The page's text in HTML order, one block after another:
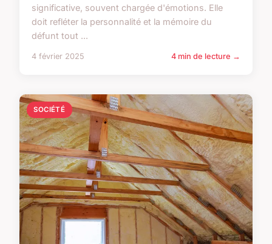
significative, souvent chargée d'émotions. Elle
doit refléter la personnalité et la mémoire du
défunt tout ...
4 février 2025 4 min de lecture →
SOCIÉTÉ